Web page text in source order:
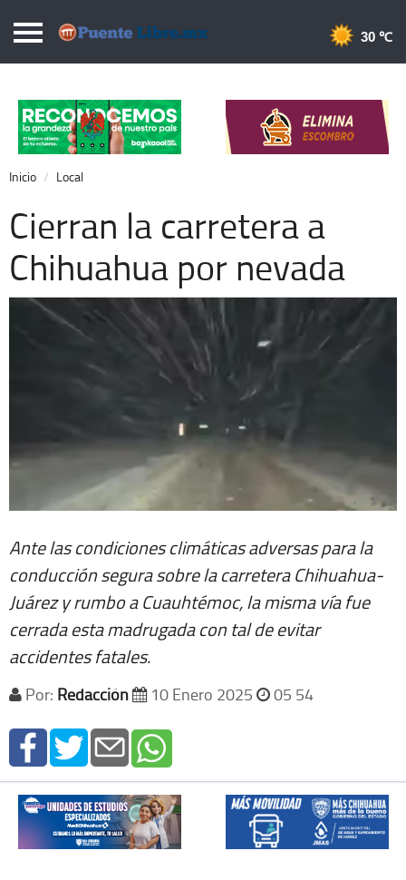
Puentelibre.mx
Local
Nacional
Opinión
Cronos
Economía
Espectáculos
30 ℃
Inicio Local
Cierran la carretera a
Chihuahua por nevada
Ante las condiciones climáticas adversas para la
conducción segura sobre la carretera Chihuahua-
Juárez y rumbo a Cuauhtémoc, la misma vía fue
cerrada esta madrugada con tal de evitar
accidentes fatales.
Por: Redacción 10 Enero 2025 05 54